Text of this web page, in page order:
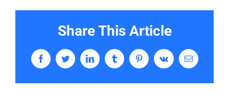
Share This Article
FacebookTwitterLinkedIn TumblrPinterestVk
E-
mail